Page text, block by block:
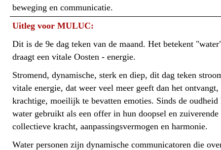
beweging en communicatie.
Uitleg voor MULUC:
Dit is de 9e dag teken van de maand. Het betekent
draagt een vitale Oosten - energie.
Stromend, dynamische, sterk en diep, dit dag teken
vitale energie, dat weer veel meer geeft dan het ontvangt,
krachtige, moeilijk te bevatten emoties. Sinds de oudheid
water gebruikt als een offer in hun doopsel en
collectieve kracht, aanpassingsvermogen en harmonie.
Water personen zijn dynamische communicatoren die